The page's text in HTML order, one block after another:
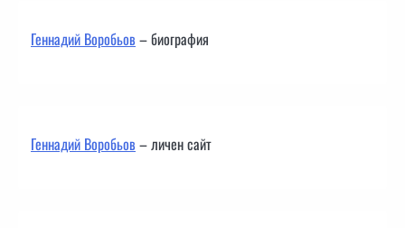
Геннадий Воробьов– биография
Геннадий Воробьов– личен сайт